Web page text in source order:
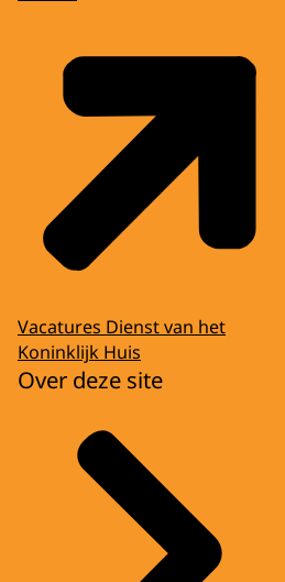
Vacatures Dienst van het
Koninklijk Huis
Over deze site